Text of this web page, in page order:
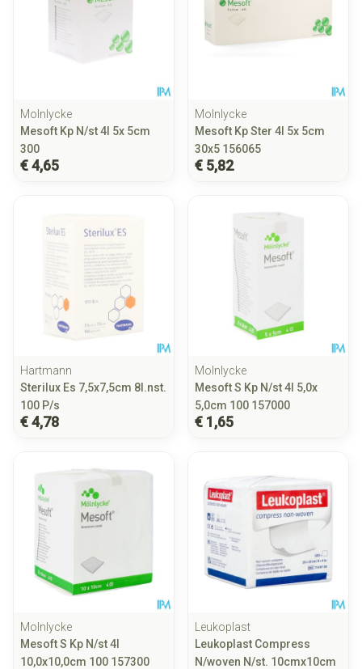
Molnlycke
Mesoft Kp N/st 4l 5x 5cm
300
€ 4,65
Molnlycke
Mesoft Kp Ster 4l 5x 5cm
30x5 156065
€ 5,82
Hartmann
Sterilux Es 7,5x7,5cm 8l.nst.
100 P/s
€ 4,78
Molnlycke
Mesoft S Kp N/st 4l 5,0x
5,0cm 100 157000
€ 1,65
Molnlycke
Mesoft S Kp N/st 4l
10,0x10,0cm 100 157300
Leukoplast
Leukoplast Compress
N/woven N/st. 10cmx10cm